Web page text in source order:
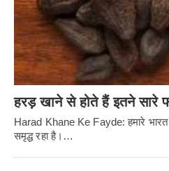
हरड़ खाने से होते हैं इतने सारे
Harad Khane Ke Fayde: हमारे भारत
समृद्ध रहा है।…